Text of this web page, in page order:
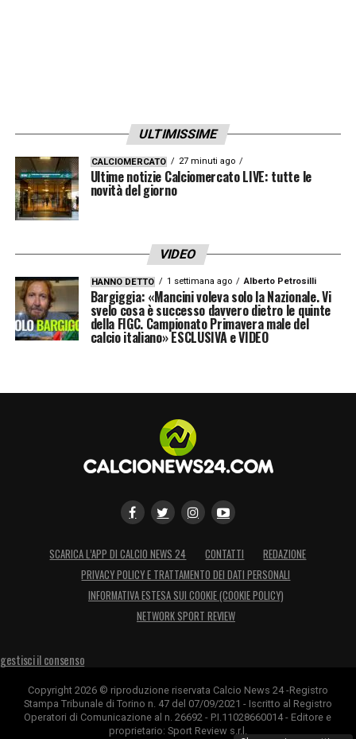
ULTIMISSIME
CALCIOMERCATO 27 minuti ago
Ultime notizie Calciomercato LIVE: tutte le
novità del giorno
VIDEO
HANNO DETTO 1 settimana ago Alberto Petrosilli
Bargiggia: «Mancini voleva solo la Nazionale. Vi
svelo cosa è successo davvero dietro le quinte
della FIGC. Campionato Primavera male del
calcio italiano» ESCLUSIVA e VIDEO
SCARICA L’APP DI CALCIO NEWS 24 CONTATTI
REDAZIONE
PRIVACY POLICY E TRATTAMENTO DEI DATI PERSONALI
INFORMATIVA ESTESA SUI COOKIE (COOKIE POLICY)
NETWORK SPORT REVIEW
gestisci il consenso
Copyright 2026 © riproduzione riservata Calcio News 24 -Registro
Stampa Tribunale di Torino n. 47 del 07/09/2021 - Iscritto al Registro
Operatori di Comunicazione al n. 26692 - P.I.11028660014 - Editore e
proprietario: Sport Review s.r.l.